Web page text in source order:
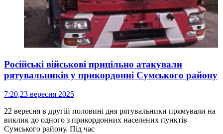
Російські військові прицільно атакували
рятувальників у прикордонні Сумського району
7:20,23 вересня 2025
22 вересня в другій половині дня рятувальники прямували на
виклик до одного з прикордонних населених пунктів
Сумського району. Під час